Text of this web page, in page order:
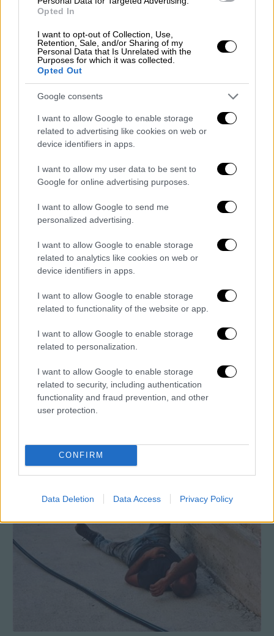
Opted In
I want to opt-out of Collection, Use,
Retention, Sale, and/or Sharing of my
Personal Data that Is Unrelated with the
Purposes for which it was collected.
Opted Out
Google consents
I want to allow Google to enable storage
related to advertising like cookies on web or
device identifiers in apps.
I want to allow my user data to be sent to
Google for online advertising purposes.
I want to allow Google to send me
personalized advertising.
I want to allow Google to enable storage
related to analytics like cookies on web or
device identifiers in apps.
I want to allow Google to enable storage
related to functionality of the website or app.
I want to allow Google to enable storage
related to personalization.
I want to allow Google to enable storage
related to security, including authentication
functionality and fraud prevention, and other
user protection.
CONFIRM
Data Deletion Data Access Privacy Policy
Κεντρικό...| 07.08.2026 19:53
Κεντρικό δελτίο ειδήσεων 07/08/2026
Κεντρικό...|06.08.2026 20:05
Κεντρικό δελτίο ειδήσεων 06/08/2026
ΑΠΟΣΠΑΣΜΑΤΑ...|07.08.2026 19:26
Βίντεο ντοκουμέντο από το θανατηφόρο
τροχαίο στις Σέρρες
ΑΠΟΣΠΑΣΜΑΤΑ...|07.08.2026 14:29
Μνημόσυνο για τη Λένα Σαμαρά στο Α΄
Νεκροταφείο Αθηνών
ΑΘΛΗΤΙΚΟ ΔΕΛΤΙΟ|07.08.2026 13:41
Αθλητικό δελτίο 07/08/2026
ΑΥΤΟ ΤΟ ΔΙΑΒΑΣΕΣ;
Κώστας Ασημακόπουλος